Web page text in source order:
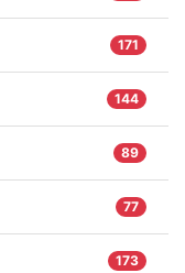
171
144
89
77
173